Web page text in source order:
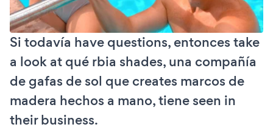
Si todavía have questions, entonces take
a look at qué rbia shades, una compañía
de gafas de sol que creates marcos de
madera hechos a mano, tiene seen in
their business.